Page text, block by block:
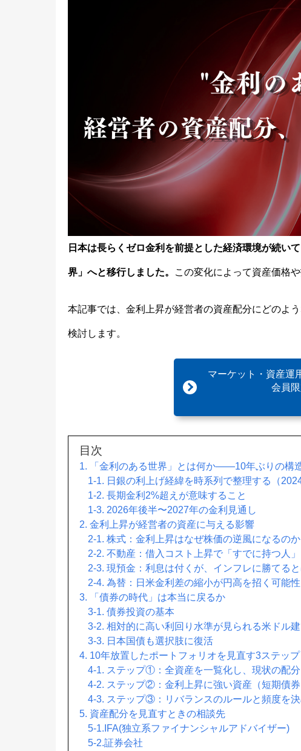
日本は長らくゼロ金利を前提とした経済環境が続い
界」へと移行しました。 この変化によって資産価格
本記事では、金利上昇が経営者の資産配分にどのよ
検討します。
マーケット・資産運
会員
目次
1. 「金利のある世界」とは何か——10年ぶりの構
1-1. 日銀の利上げ経緯を時系列で整理する（
1-2. 長期金利2%超えが意味すること
1-3. 2026年後半〜2027年の金利見通し
2. 金利上昇が経営者の資産に与える影響
2-1. 株式：金利上昇はなぜ株価の逆風になるのか
2-2. 不動産：借入コスト上昇で「すでに持つ人
2-3. 現預金：利息は付くが、インフレに勝てる
2-4. 為替：日米金利差の縮小が円高を招く可能
3. 「債券の時代」は本当に戻るか
3-1. 債券投資の基本
3-2. 相対的に高い利回り水準が見られる米ドル
3-3. 日本国債も選択肢に復活
4. 10年放置したポートフォリオを見直す3ステップ
4-1. ステップ①：全資産を一覧化し、現状の配
4-2. ステップ②：金利上昇に強い資産（短期債
4-3. ステップ③：リバランスのルールと頻度を決
5. 資産配分を見直すときの相談先
5-1.IFA(独立系ファイナンシャルアドバイザー)
5-2.証券会社